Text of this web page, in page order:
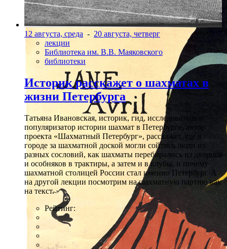
12 августа, среда - 20 августа, четверг
лекции
Библиотека им. В.В. Маяковского
библиотеки
Историк расскажет о шахматах в
жизни Петербурга
Татьяна Ивановская, историк, гид, исследователь и
популяризатор истории шахмат в Петербурге, автор
проекта «Шахматный Петербург», расскажет, где в
городе за шахматной доской могли сойтись люди из
разных сословий, как шахматы перебирались из дворцов
и особняков в трактиры, а затем и в клубы, и почему
шахматной столицей России стал именно Петербург. А
на другой лекции посмотрим на шахматную партию как
на текст.
Рейтинг: